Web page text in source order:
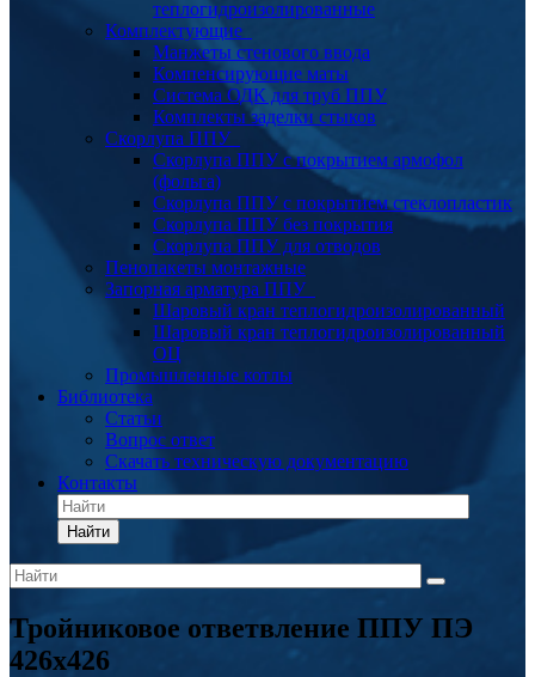
теплогидроизолированные
Комплектующие
Манжеты стенового ввода
Компенсирующие маты
Система ОДК для труб ППУ
Комплекты заделки стыков
Скорлупа ППУ
Скорлупа ППУ с покрытием армофол
(фольга)
Скорлупа ППУ с покрытием стеклопластик
Скорлупа ППУ без покрытия
Скорлупа ППУ для отводов
Пенопакеты монтажные
Запорная арматура ППУ
Шаровый кран теплогидроизолированный
Шаровый кран теплогидроизолированный
ОЦ
Промышленные котлы
Библиотека
Статьи
Вопрос ответ
Скачать техническую документацию
Контакты
Найти
Тройниковое ответвление ППУ ПЭ
426x426